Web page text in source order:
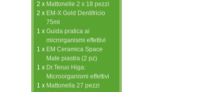
2 x Mattonelle 2 x 18 pezzi
2 x EM-X Gold Dentifricio
75ml
1 x Guida pratica ai
microrganismi effettivi
1 x EM Ceramica Space
Mate piastra (2 pz)
1 x Dr.Teruo Higa:
Microorganismi effettivi
1 x Mattonella 27 pezzi